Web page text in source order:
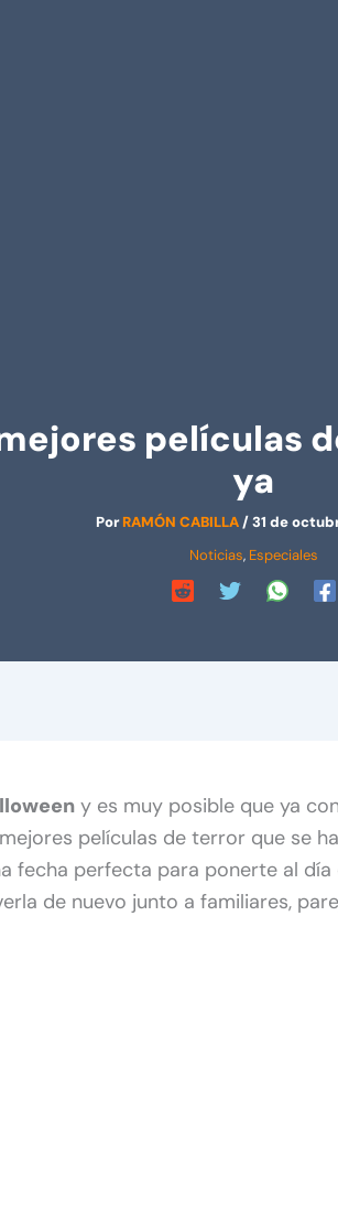
películas
ya
PorRAMÓN CABILLA/31 de
Noticias, Especiales
y es muy posible que ya
películas de terror que se
fecha perfecta para ponerte al día
de nuevo junto a familiares,